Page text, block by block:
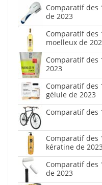
Comparatif des
de 2023
Comparatif des
moelleux de
Comparatif des
2023
Comparatif des
gélule de 2023
Comparatif des
Comparatif des
kératine de 2023
Comparatif des
de 2023